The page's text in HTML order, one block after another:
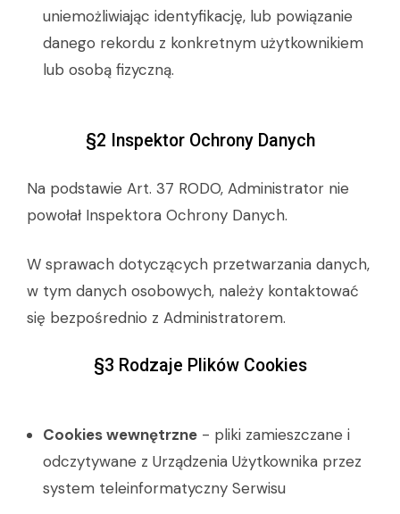
uniemożliwiając identyfikację, lub powiązanie
danego rekordu z konkretnym użytkownikiem
lub osobą fizyczną.
§2 Inspektor Ochrony Danych
Na podstawie Art. 37 RODO, Administrator nie
powołał Inspektora Ochrony Danych.
W sprawach dotyczących przetwarzania danych,
w tym danych osobowych, należy kontaktować
się bezpośrednio z Administratorem.
§3 Rodzaje Plików Cookies
Cookies wewnętrzne - pliki zamieszczane i
odczytywane z Urządzenia Użytkownika przez
system teleinformatyczny Serwisu